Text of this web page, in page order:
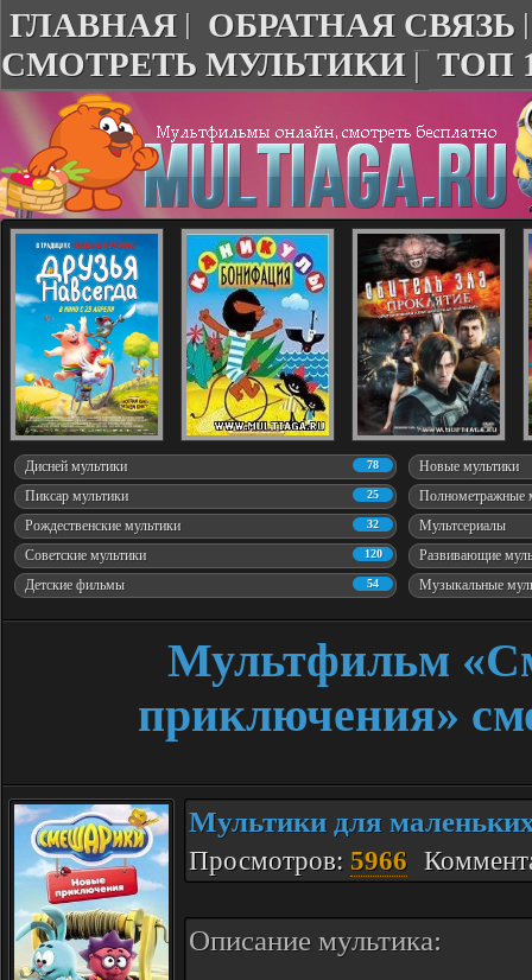
ГЛАВНАЯ | ОБРАТНАЯ СВЯЗЬ
СМОТРЕТЬ МУЛЬТИКИ| ТОП
78
Дисней мультики Новые мультики
25
Пиксар мультики Полнометражные
32
Рождественские мультики Мультсериалы
120
Советские мультики Развивающие
54
Детские фильмы Музыкальные
Мультфильм
приключения»
Мультики для
Просмотров: 5966
Описание мультика: